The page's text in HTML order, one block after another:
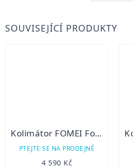
SOUVISEJÍCÍ PRODUKTY
Kolimátor FOMEI Foreman RDM3
PTEJTE SE NA PRODEJNĚ
4 590 Kč